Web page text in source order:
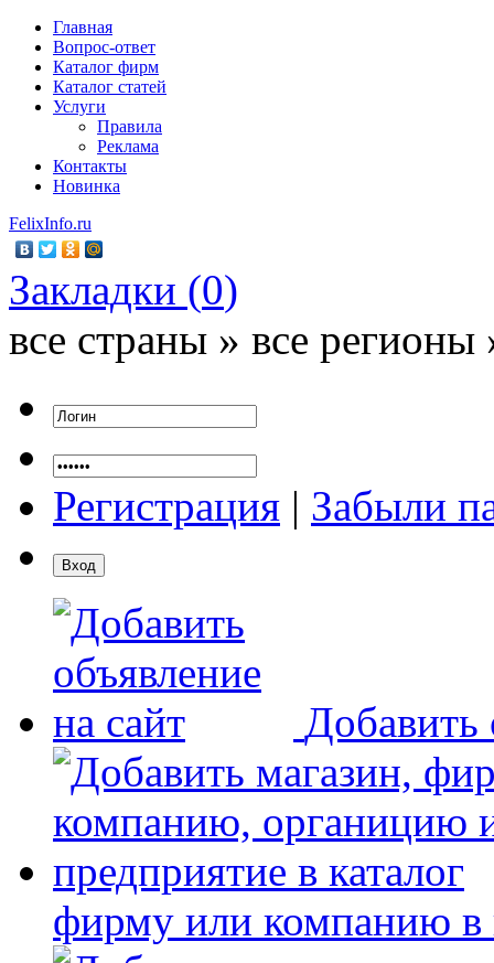
Главная
Вопрос-ответ
Каталог фирм
Каталог статей
Услуги
Правила
Реклама
Контакты
Новинка
FelixInfo.ru
Закладки (0)
все страны » все регионы
Регистрация | Забыли
Добавить
фирму или компанию в